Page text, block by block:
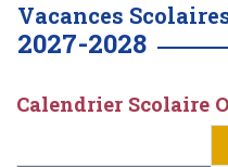
Vacances
2027-2028
Calendrier Scolaire